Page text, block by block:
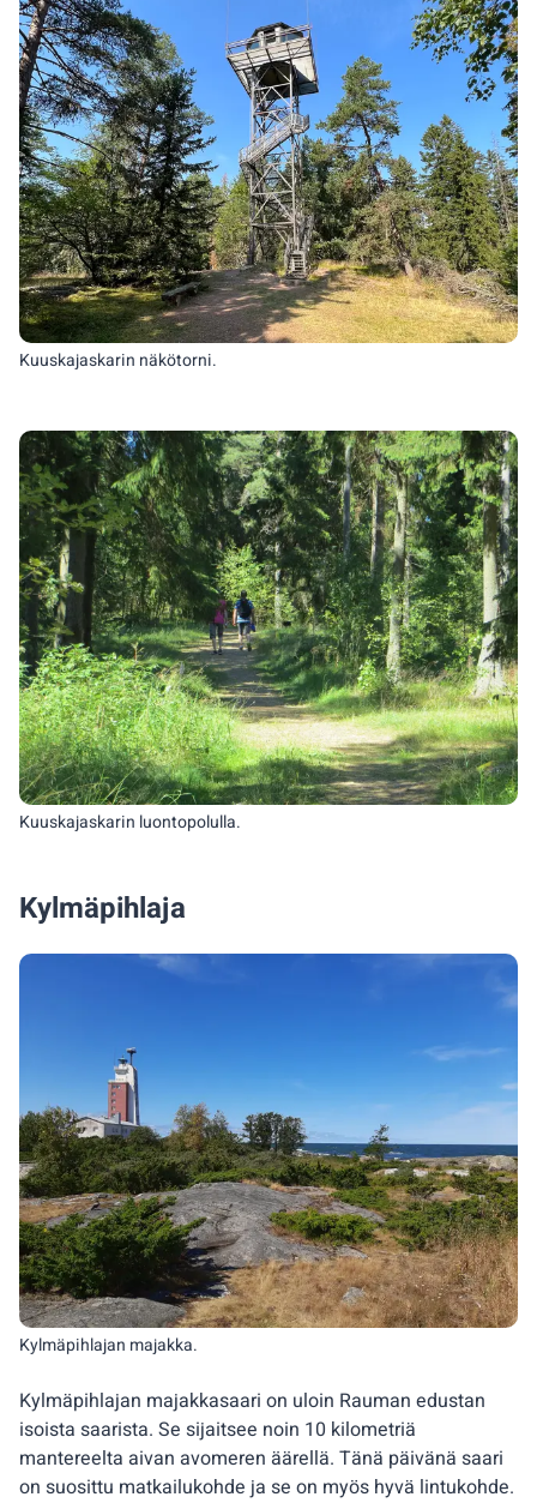
Kuuskajaskarin näkötorni.
Kuuskajaskarin luontopolulla.
Kylmäpihlaja
Kylmäpihlajan majakkasaari on uloin Rauman edustan
isoista saarista. Se sijaitsee noin 10 kilometriä
mantereelta aivan avomeren äärellä. Tänä päivänä saari
on suosittu matkailukohde ja se on myös hyvä lintukohde.
Kylmäpihlajan majakka.